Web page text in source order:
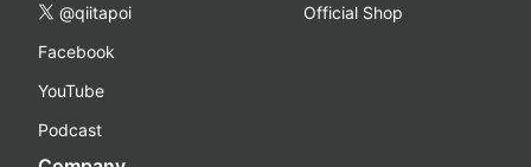
@qiitapoi
Facebook
YouTube
Podcast
Official Shop